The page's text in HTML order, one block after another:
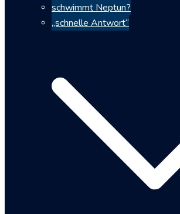
schwimmt Neptun?
„schnelle Antwort“